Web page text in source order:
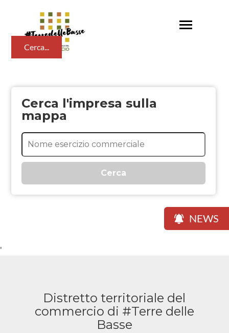
contenuto
principale
Toggle
Cerca...
NEWS
'
Cerca l'impresa sulla
mappa
Cerca
Distretto territoriale del
commercio di #Terre delle
Basse